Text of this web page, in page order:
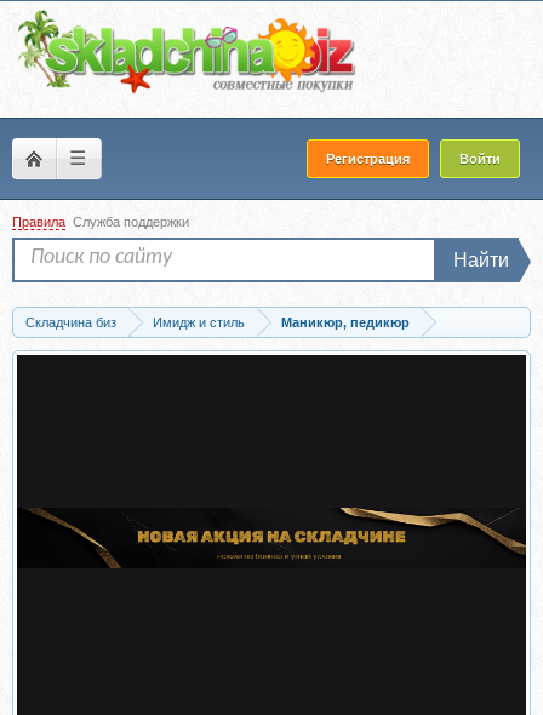
☰ Регистрация Войти
Правила Служба поддержки
Найти
Складчина биз Имидж и стиль
Маникюр, педикюр
Запись Наращивание на верхние формы за час (Светлана Смирнова)